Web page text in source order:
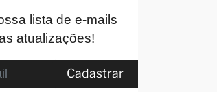
lista de e-mails
atualizações!
Cadastrar